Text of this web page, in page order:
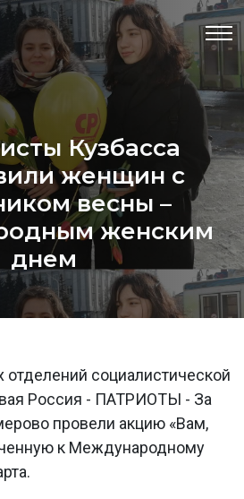
Кузбасса
женщин с
весны –
женским
днем
социалистической
Россия - ПАТРИОТЫ - За
провели акцию «Вам,
к Международному